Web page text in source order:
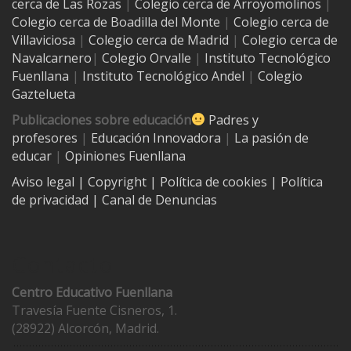
cerca de Las Rozas Colegio cerca de Arroyomolinos
Colegio cerca de Boadilla del Monte | Colegio cerca de
Villaviciosa | Colegio cerca de Madrid | Colegio cerca de
Navalcarnero | Colegio Orvalle | Instituto Tecnológico
Fuenllana | Instituto Tecnológico Andel | Colegio
Gaztelueta
Publicaciones sobre educación
Padres y
profesores | Educación Innovadora | La pasión de
educar | Opiniones Fuenllana
Aviso legal | Copyright | Política de cookies | Política
de privacidad | Canal de Denuncias
Centro Educativo Fuenllana
Travesía Fuente Cisneros, 1.
(28922) Alcorcón, Madrid.